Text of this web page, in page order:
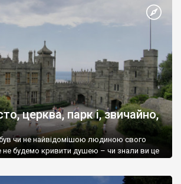
церква, парк і, звичайно,
чи не найвідомішою людиною свого
не будемо кривити душею – чи знали ви це